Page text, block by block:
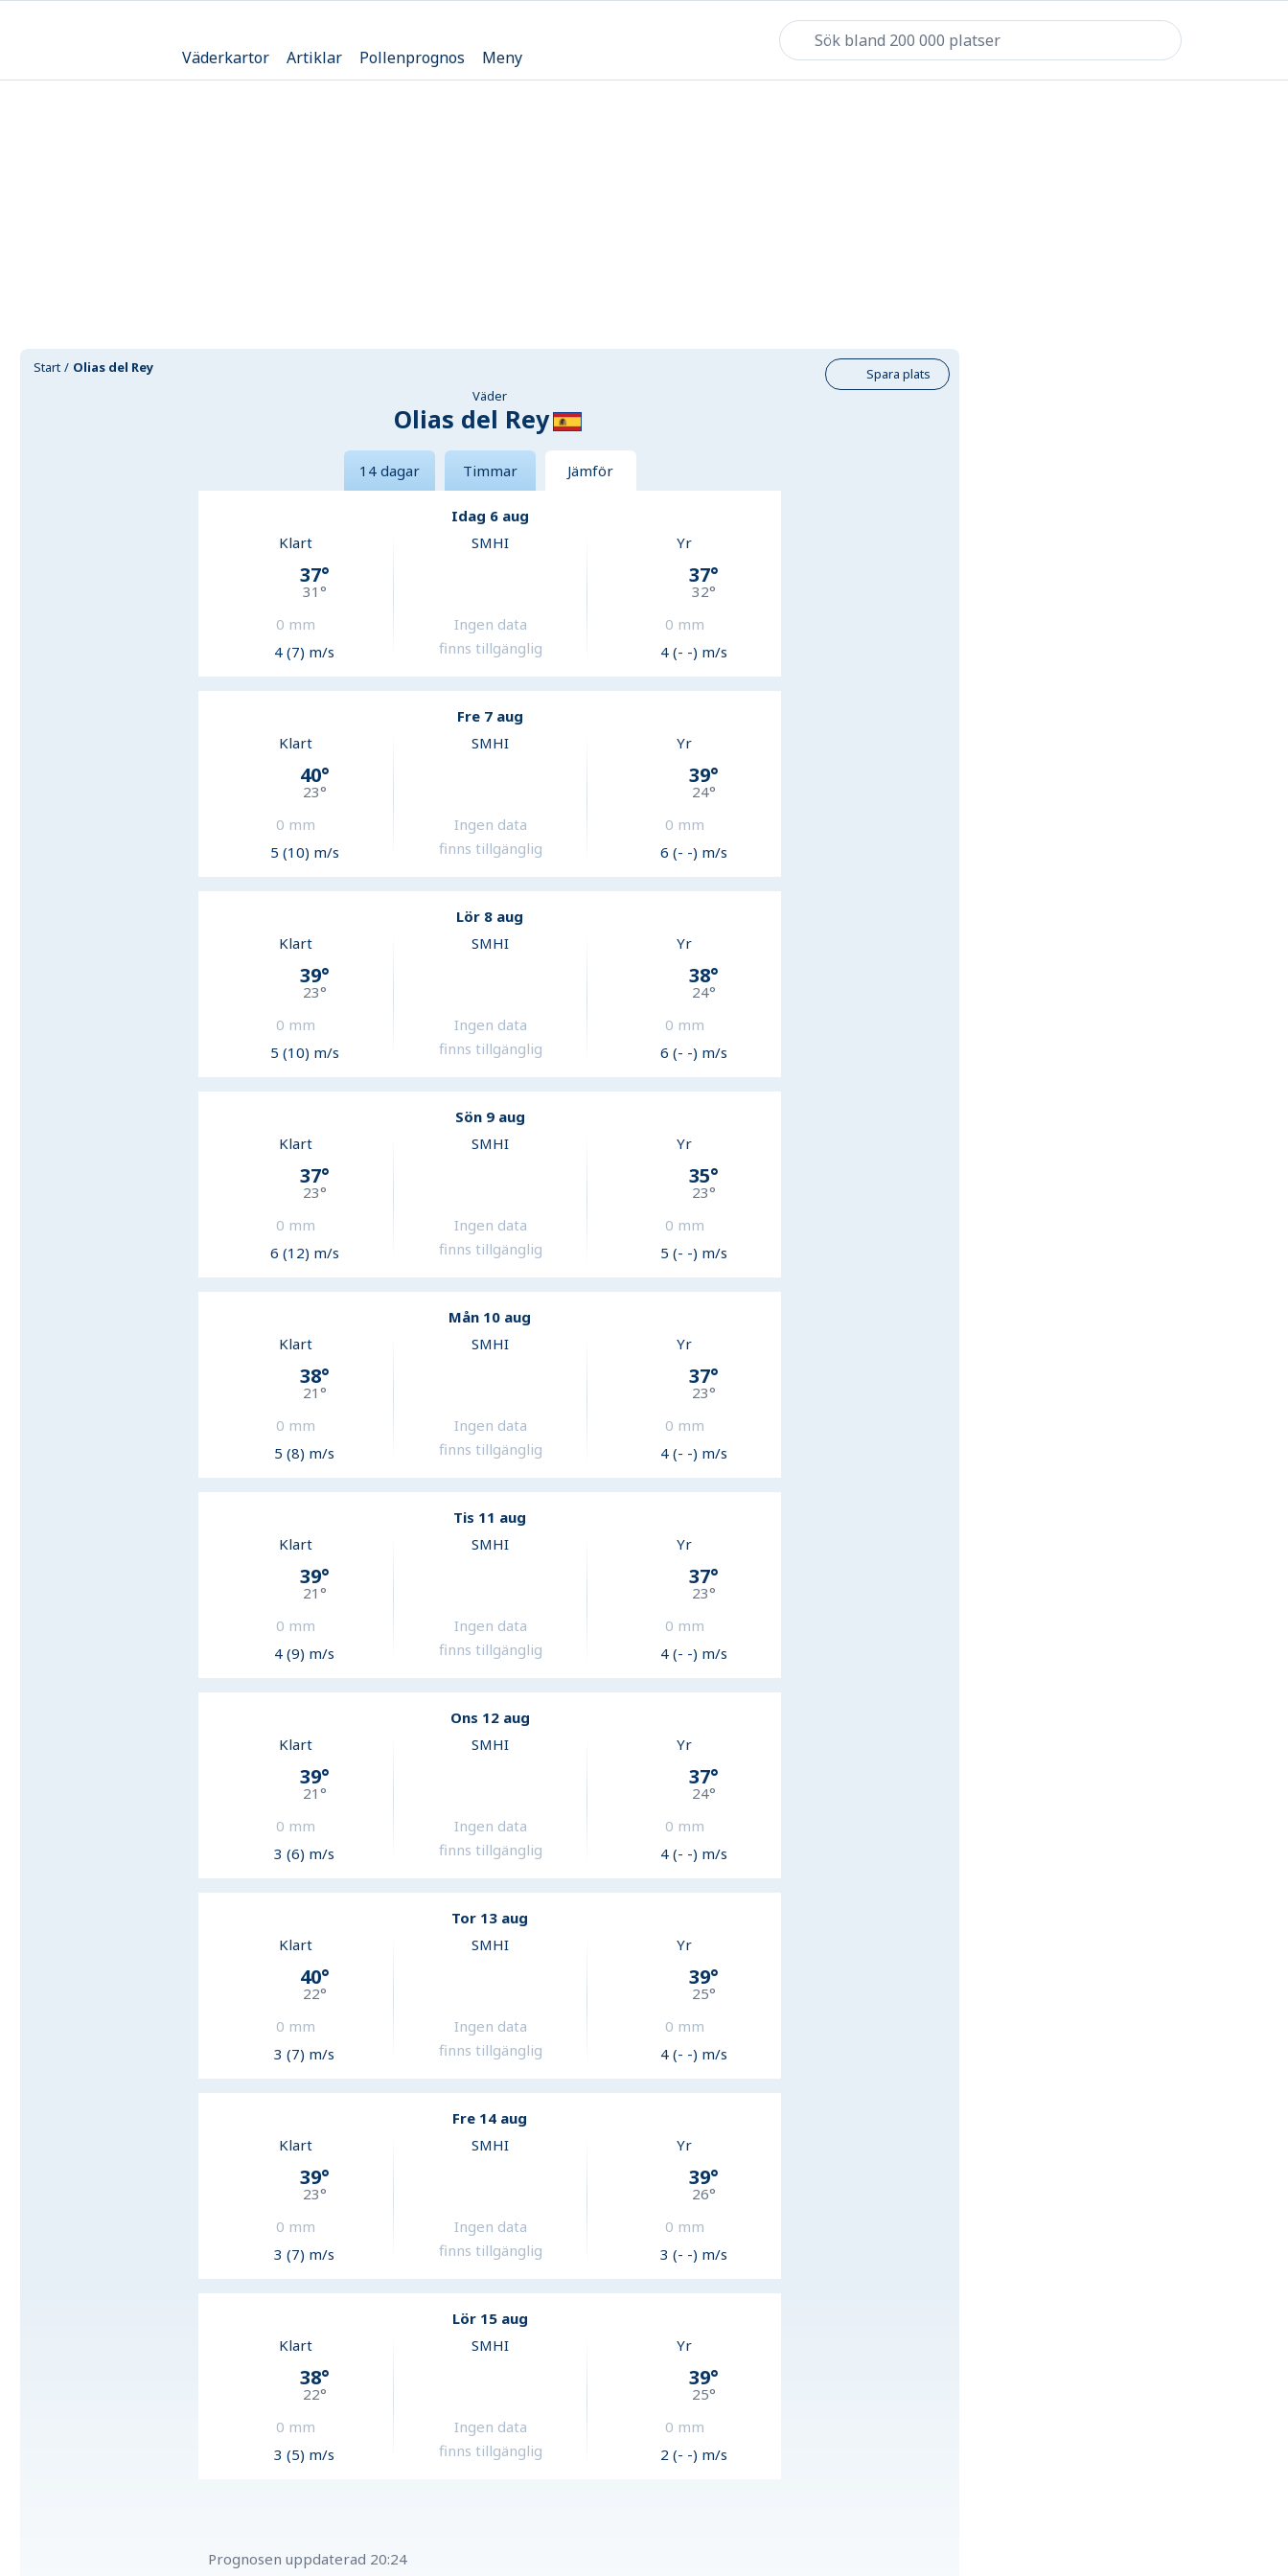
Väderkartor Artiklar Pollenprognos Meny
Start Olias del Rey
Spara plats
Väder
Olias del Rey
14 dagar Timmar Jämför
Idag 6 aug
Klart
37°
31 °
0 mm
4 (7) m/s
SMHI
Ingen data
finns tillgänglig
Yr
37°
32°
0 mm
4 (- -) m/s
Fre 7 aug
Klart
40°
23°
0 mm
5 (10) m/s
SMHI
Ingen data
finns tillgänglig
Yr
39°
24°
0 mm
6 (- -) m/s
Lör 8 aug
Klart
39°
23°
0 mm
5 (10) m/s
SMHI
Ingen data
finns tillgänglig
Yr
38°
24°
0 mm
6 (- -) m/s
Sön 9 aug
Klart
37°
23°
0 mm
6 (12) m/s
SMHI
Ingen data
finns tillgänglig
Yr
35°
23°
0 mm
5 (- -) m/s
Mån 10 aug
Klart
38°
21 °
0 mm
5 (8) m/s
SMHI
Ingen data
finns tillgänglig
Yr
37°
23°
0 mm
4 (- -) m/s
Tis 11 aug
Klart
39°
21 °
0 mm
4 (9) m/s
SMHI
Ingen data
finns tillgänglig
Yr
37°
23°
0 mm
4 (- -) m/s
Ons 12 aug
Klart
39°
21 °
0 mm
3 (6) m/s
SMHI
Ingen data
finns tillgänglig
Yr
37°
24°
0 mm
4 (- -) m/s
Tor 13 aug
Klart
40°
22°
0 mm
3 (7) m/s
SMHI
Ingen data
finns tillgänglig
Yr
39°
25°
0 mm
4 (- -) m/s
Fre 14 aug
Klart
39°
23°
0 mm
3 (7) m/s
SMHI
Ingen data
finns tillgänglig
Yr
39°
26°
0 mm
3 (- -) m/s
Lör 15 aug
Klart
38°
22°
0 mm
3 (5) m/s
SMHI
Ingen data
finns tillgänglig
Yr
39°
25°
0 mm
2 (- -) m/s
Prognosen uppdaterad 20:24